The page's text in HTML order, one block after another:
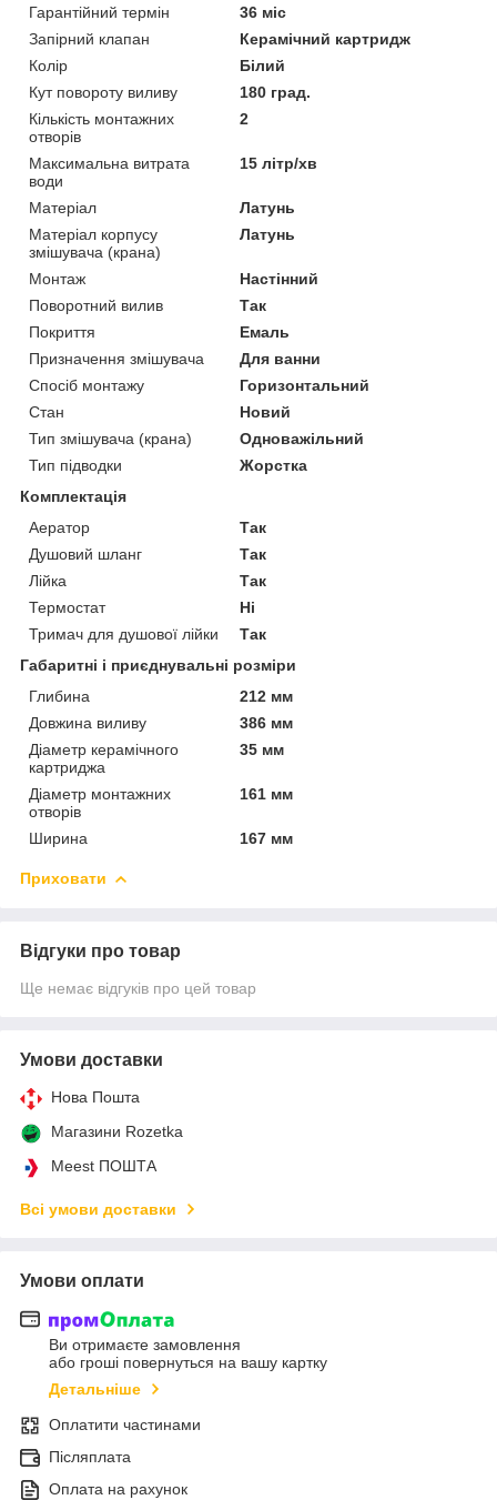
Гарантійний термін
36 міс
Запірний клапан
Керамічний картридж
Колір
Білий
Кут повороту виливу
180 град.
Кількість монтажних
отворів
2
Максимальна витрата
води
15 літр/хв
Матеріал
Латунь
Матеріал корпусу
змішувача (крана)
Латунь
Монтаж
Настінний
Поворотний вилив
Так
Покриття
Емаль
Призначення змішувача
Для ванни
Спосіб монтажу
Горизонтальний
Стан
Новий
Тип змішувача (крана)
Одноважільний
Тип підводки
Жорстка
Комплектація
Аератор
Так
Душовий шланг
Так
Лійка
Так
Термостат
Ні
Тримач для душової лійки
Так
Габаритні і приєднувальні розміри
Глибина
212 мм
Довжина виливу
386 мм
Діаметр керамічного
картриджа
35 мм
Діаметр монтажних
отворів
161 мм
Ширина 167 мм
Приховати
Відгуки про товар
Ще немає відгуків про цей товар
Умови доставки
Нова Пошта
Магазини Rozetka
Meest ПОШТА
Всі умови доставки
Умови оплати
Ви отримаєте замовлення
або гроші повернуться на вашу картку
Детальніше
Оплатити частинами
Післяплата
Оплата на рахунок